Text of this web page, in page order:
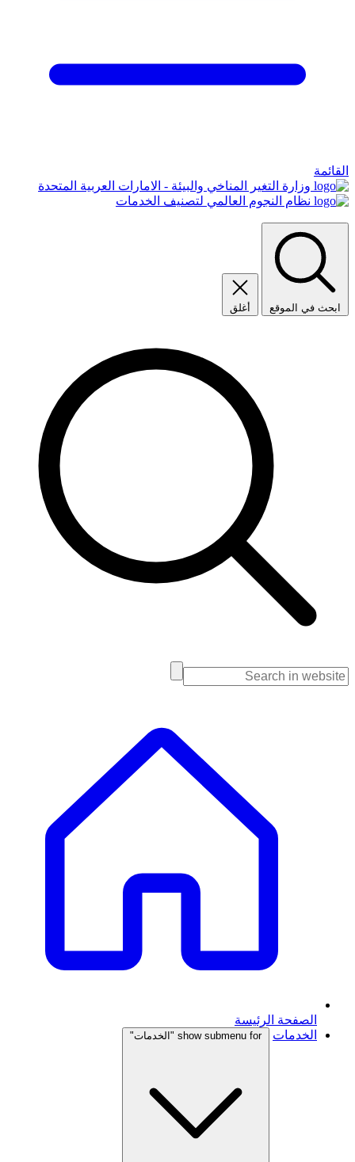
القائمة
وزارة التغير المناخي والبيئة - الامارات العربية المتحدة
نظام النجوم العالمي لتصنيف الخدمات
ابحث في الموقع أغلق
الصفحة الرئيسة
الخدمات
show submenu for "الخدمات"